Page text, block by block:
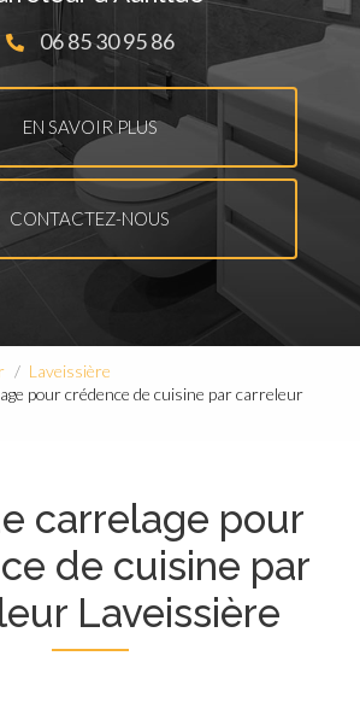
06 85 30 95 86
EN SAVOIR PLUS
CONTACTEZ-NOUS
Laveissière
pour crédence de cuisine par carreleur
carrelage pour
de cuisine par
Laveissière